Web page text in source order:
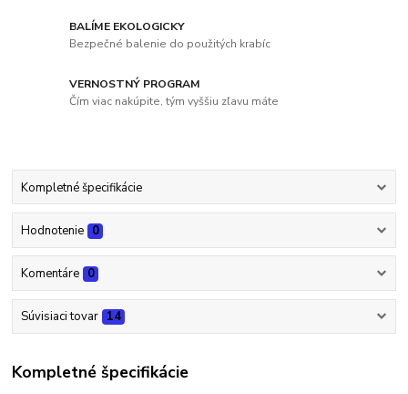
BALÍME EKOLOGICKY
Bezpečné balenie do použitých krabíc
VERNOSTNÝ PROGRAM
Čím viac nakúpite, tým vyššiu zľavu máte
Kompletné špecifikácie
Hodnotenie 0
Komentáre 0
Súvisiaci tovar 14
Kompletné špecifikácie